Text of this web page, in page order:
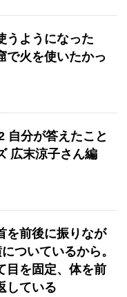
うようになった
火を使いたかっ
自分が答えたこと
広末涼子さん編
を前後に振りなが
ついているから。
目を固定、体を前
している